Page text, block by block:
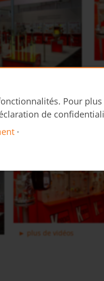
débitmètres multiples sur
manifold pour eauUSR
plus de vidéos
Pour plus
de
·